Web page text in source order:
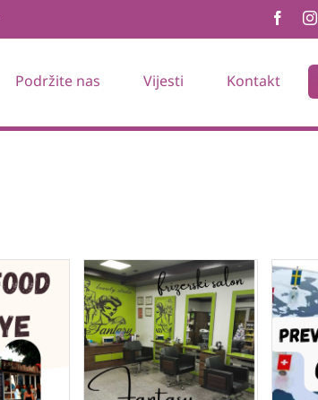
Podržite nas Vijesti Kontakt